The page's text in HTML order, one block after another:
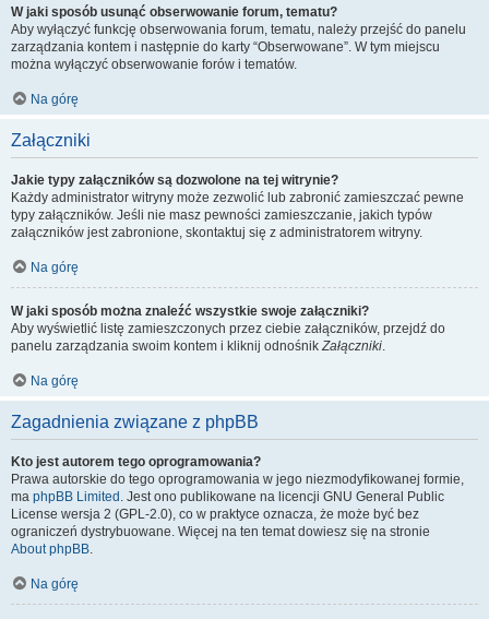
W jaki sposób usunąć obserwowanie forum, tematu?
Aby wyłączyć funkcję obserwowania forum, tematu, należy przejść do panelu
zarządzania kontem i następnie do karty “Obserwowane”. W tym miejscu
można wyłączyć obserwowanie forów i tematów.
Na górę
Załączniki
Jakie typy załączników są dozwolone na tej witrynie?
Każdy administrator witryny może zezwolić lub zabronić zamieszczać pewne
typy załączników. Jeśli nie masz pewności zamieszczanie, jakich typów
załączników jest zabronione, skontaktuj się z administratorem witryny.
Na górę
W jaki sposób można znaleźć wszystkie swoje załączniki?
Aby wyświetlić listę zamieszczonych przez ciebie załączników, przejdź do
panelu zarządzania swoim kontem i kliknij odnośnikZałączniki.
Na górę
Zagadnienia związane z phpBB
Kto jest autorem tego oprogramowania?
Prawa autorskie do tego oprogramowania w jego niezmodyfikowanej formie,
ma phpBB Limited . Jest ono publikowane na licencji GNU General Public
License wersja 2 (GPL-2.0), co w praktyce oznacza, że może być bez
ograniczeń dystrybuowane. Więcej na ten temat dowiesz się na stronie
About phpBB.
Na górę